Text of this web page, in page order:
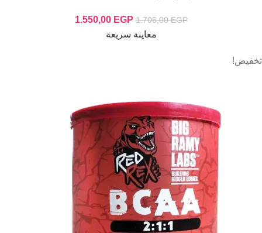
1.705,00EGP
1.550,00 EGP
معاينة سريعة
تخفيض!